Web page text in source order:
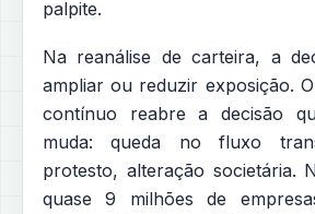
palpite.
Na reanálise de carteira, a
ampliar ou reduzir exposição.
contínuo reabre a decisão
muda: queda no fluxo
protesto, alteração societária.
quase 9 milhões de